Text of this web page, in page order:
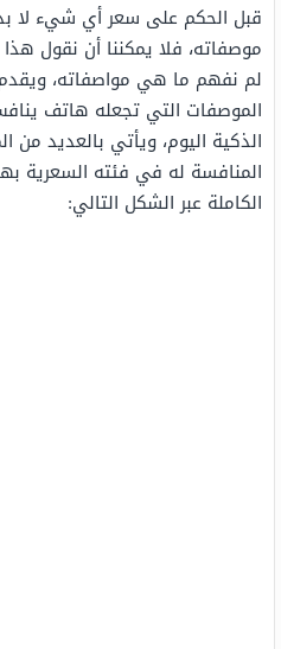
قبل الحكم على سعر أي شيء لا
موصفاته، فلا يمكننا أن نقول
الموصفات التي تجعله هاتف
الذكية اليوم، ويأتي بالعديد من
المنافسة له في فئته السعرية
الكاملة عبر الشكل التالي: